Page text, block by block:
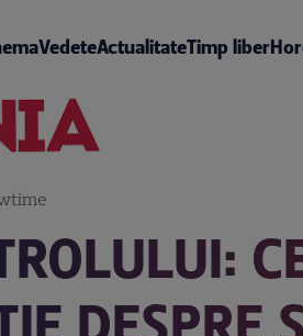
VedeteActualitateTimp liber